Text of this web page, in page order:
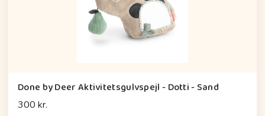
Done by Deer Aktivitetsgulvspejl - Dotti - Sand
300 kr.